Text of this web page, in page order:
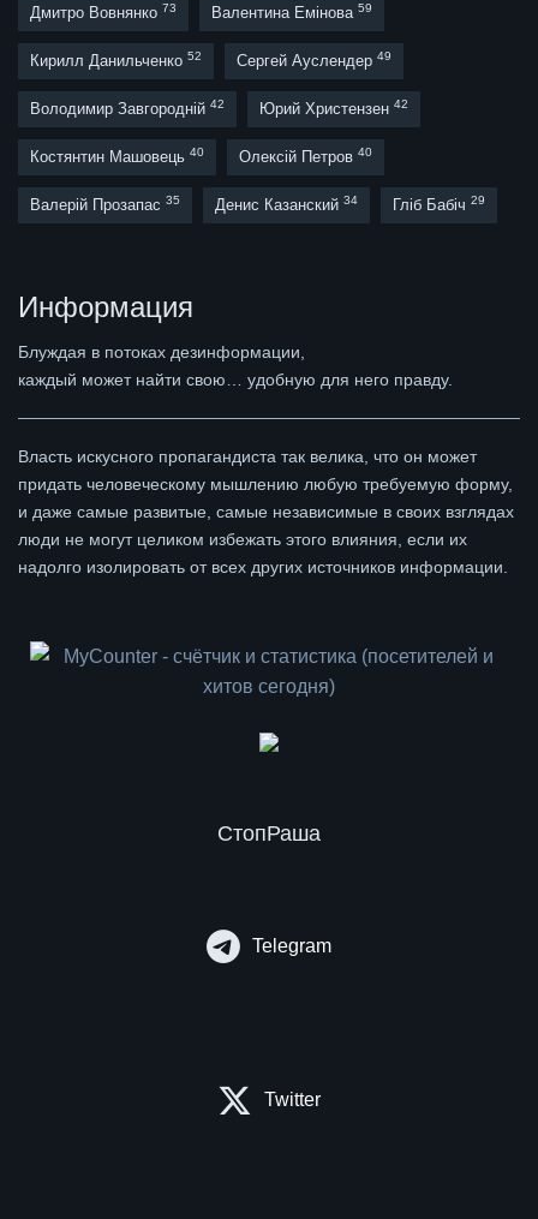
Дмитро Вовнянко 73 Валентина Емінова 59
Кирилл Данильченко 52 Сергей Ауслендер 49
Володимир Завгородній 42 Юрий Христензен 42
Костянтин Машовець 40 Олексій Петров 40
Валерій Прозапас 35 Денис Казанский 34 Гліб Бабіч 29
Информация
Блуждая в потоках дезинформации,
каждый может найти свою… удобную для него правду.
Власть искусного пропагандиста так велика, что он может
придать человеческому мышлению любую требуемую форму,
и даже самые развитые, самые независимые в своих взглядах
люди не могут целиком избежать этого влияния, если их
надолго изолировать от всех других источников информации.
СтопРаша
Telegram
Twitter